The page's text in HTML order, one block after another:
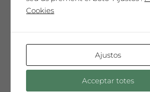
Sans de Ringana
12 €
€Preu 12€ per persona
Cookies
Ajustos
Acceptar totes